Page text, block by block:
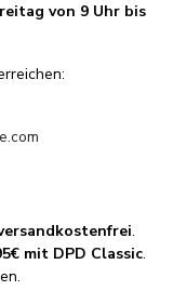
von 9 Uhr bis
.
mit DPD Classic.